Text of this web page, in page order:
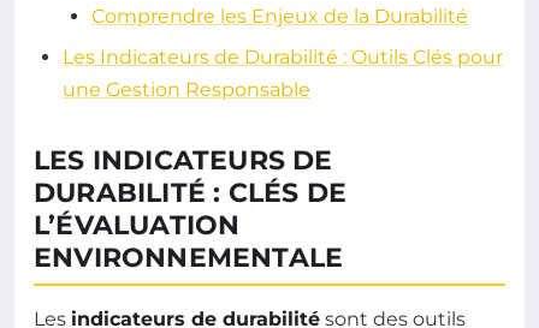
Comprendre les Enjeux de la Durabilité
Les Indicateurs de Durabilité : Outils Clés pour
une Gestion Responsable
LES INDICATEURS DE
DURABILITÉ : CLÉS DE
L’ÉVALUATION
ENVIRONNEMENTALE
Les indicateurs de durabilité sont des outils